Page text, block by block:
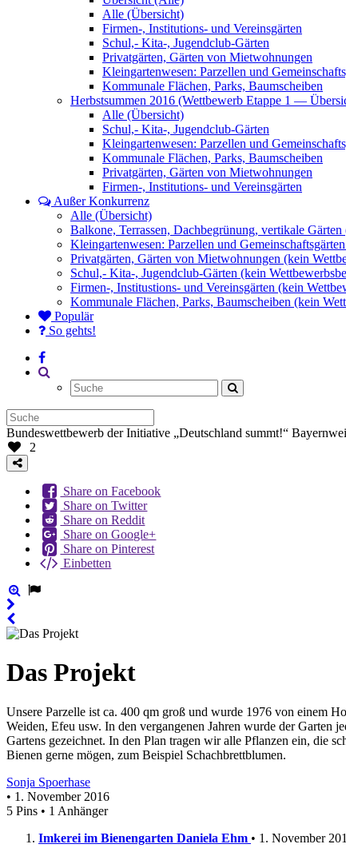
Alle (Übersicht)
Firmen-, Institutions- und Vereinsgärten
Schul,- Kita-, Jugendclub-Gärten
Privatgärten, Gärten von Mietwohnungen
Kleingartenwesen: Parzellen und
Kommunale Flächen, Parks, Baumscheiben
Herbstsummen 2016 (Wettbewerb Etappe 1 —
Alle (Übersicht)
Schul,- Kita-, Jugendclub-Gärten
Kleingartenwesen: Parzellen und
Kommunale Flächen, Parks, Baumscheiben
Privatgärten, Gärten von Mietwohnungen
Firmen-, Institutions- und Vereinsgärten
Außer Konkurrenz
Alle (Übersicht)
Balkone, Terrassen, Dachbegrünung, vertikale
Kleingartenwesen: Parzellen und
Privatgärten, Gärten von Mietwohnungen (kein
Schul,- Kita-, Jugendclub-Gärten (kein
Firmen-, Institustions- und Vereinsgärten (kein
Kommunale Flächen, Parks, Baumscheiben (kein
Populär
So gehts!
Bundeswettbewerb der Initiative „Deutschland summt!“
2
Share on Facebook
Share on Twitter
Share on Reddit
Share on Google+
Share on Pinterest
Einbetten
Das Projekt
Unsere Parzelle ist ca. 400 qm groß und wurde 1976 von einem
Weiden, Efeu usw. In den vergangenen Jahren wurde der Garten
Gartens gezeichnet. In den Plan tragen wir alle Pflanzen ein, die
Bienen gerne mögen, zum Beispiel Schachbrettblumen.
Sonja Spoerhase
• 1. November 2016
5 Pins • 1 Anhänger
Imkerei im Bienengarten Daniela Ehm • 1. November